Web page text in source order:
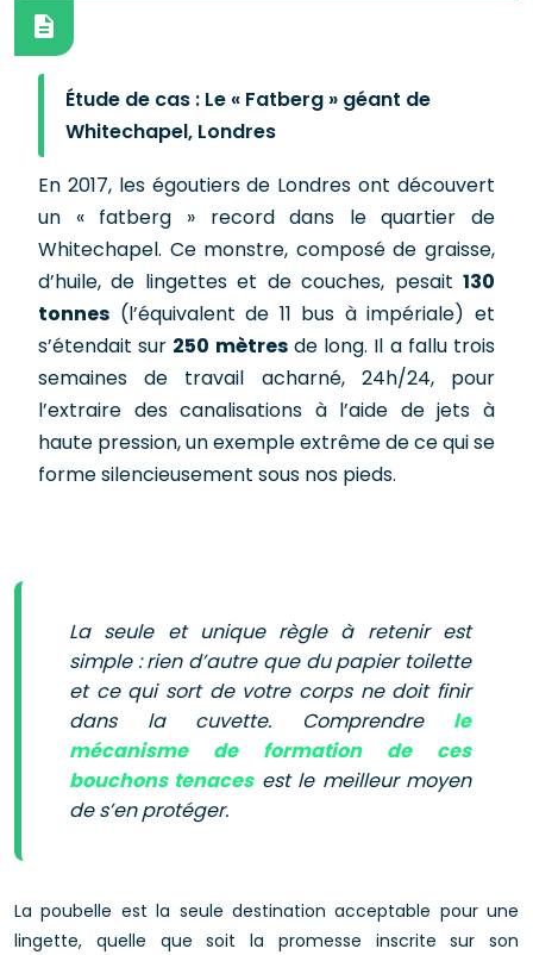
Étude de cas : Le « Fatberg » géant de
Whitechapel, Londres
En 2017, les égoutiers de Londres ont découvert
un « fatberg » record dans le quartier de
Whitechapel. Ce monstre, composé de graisse,
d’huile, de lingettes et de couches, pesait 130
tonnes (l’équivalent de 11 bus à impériale) et
s’étendait sur 250 mètresde long. Il a fallu trois
semaines de travail acharné, 24h/24, pour
l’extraire des canalisations à l’aide de jets à
haute pression, un exemple extrême de ce qui se
forme silencieusement sous nos pieds.
La seule et unique règle à retenir est
simple : rien d’autre que du papier toilette
et ce qui sort de votre corps ne doit finir
dans la cuvette. Comprendre le
mécanisme de formation de ces
bouchons tenacesest le meilleur moyen
de s’en protéger.
La poubelle est la seule destination acceptable pour une
lingette, quelle que soit la promesse inscrite sur son